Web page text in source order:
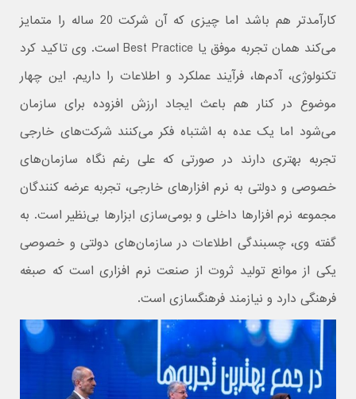
کارآمدتر هم باشد اما چیزی که آن شرکت 20 ساله را متمایز
می‌کند همان تجربه موفق یا Best Practice است. وی تاکید کرد
تکنولوژی، آدم‌ها، فرآیند عملکرد و اطلاعات را داریم. این چهار
موضوع در کنار هم باعث ایجاد ارزش افزوده برای سازمان
می‌شود اما یک عده به اشتباه فکر می‌کنند شرکت‌های خارجی
تجربه بهتری دارند در صورتی که علی رغم نگاه سازمان‌های
خصوصی و دولتی به نرم افزارهای خارجی، تجربه عرضه کنندگان
مجموعه نرم افزارها داخلی و بومی‌سازی ابزارها بی‌نظیر است. به
گفته وی، چسبندگی اطلاعات در سازمان‌های دولتی و خصوصی
یکی از موانع تولید ثروت از صنعت نرم افزاری است که صبغه
فرهنگی دارد و نیازمند فرهنگسازی است.